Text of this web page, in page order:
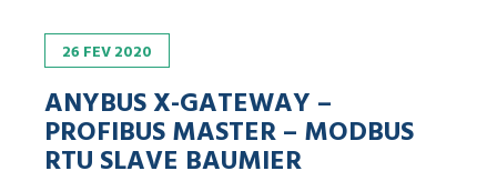
26 FEV2020
ANYBUS X-GATEWAY –
PROFIBUS MASTER – MODBUS
RTU SLAVE BAUMIER